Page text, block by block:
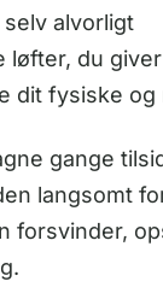
alvorligt
løfter, du
dit fysiske og
gange
langsomt
forsvinder,